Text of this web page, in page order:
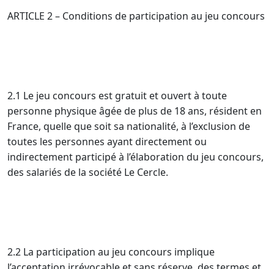
ARTICLE 2 – Conditions de participation au jeu concours
2.1 Le jeu concours est gratuit et ouvert à toute
personne physique âgée de plus de 18 ans, résident en
France, quelle que soit sa nationalité, à l’exclusion de
toutes les personnes ayant directement ou
indirectement participé à l’élaboration du jeu concours,
des salariés de la société Le Cercle.
2.2 La participation au jeu concours implique